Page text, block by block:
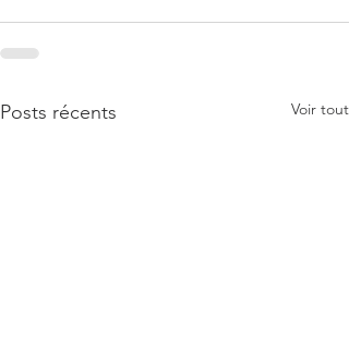
Posts récents Voir tout